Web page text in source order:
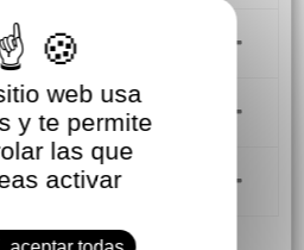
web usa
y te permite
las que
activar